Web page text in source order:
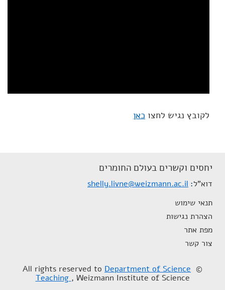
לקובץ נגיש לחצו כאן
יחסים וקשרים בעולם החומרים
דוא"ל shelly.livne@weizmann.ac.il
תנאי שימוש
הצהרת נגישות
מפת אתר
צור קשר
© All rights reserved to
Department of Science
Teaching , Weizmann Institute of Science